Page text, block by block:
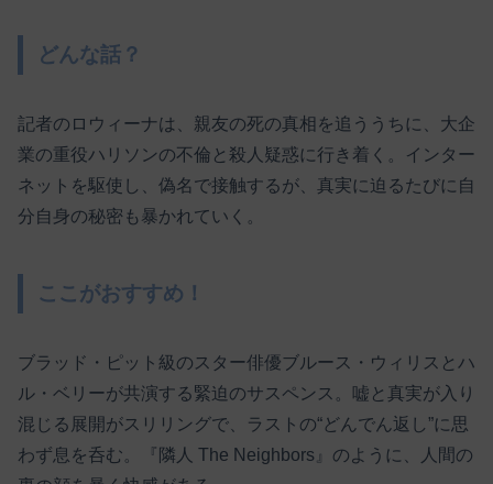
どんな話？
記者のロウィーナは、親友の死の真相を追ううちに、大企
業の重役ハリソンの不倫と殺人疑惑に行き着く。インター
ネットを駆使し、偽名で接触するが、真実に迫るたびに自
分自身の秘密も暴かれていく。
ここがおすすめ！
ブラッド・ピット級のスター俳優ブルース・ウィリスとハ
ル・ベリーが共演する緊迫のサスペンス。嘘と真実が入り
混じる展開がスリリングで、ラストの“どんでん返し”に思
わず息を呑む。『隣人 The Neighbors』のように、人間の